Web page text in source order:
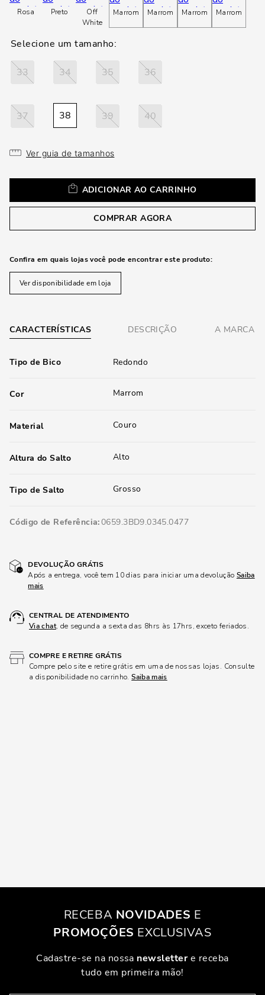
Rosa Preto
Off
White
Marrom Marrom Marrom Marrom
33 34 35 36
37 38 39 40
Ver guia de tamanhos
ADICIONAR AO CARRINHO
COMPRAR AGORA
Confira em quais lojas você pode encontrar este produto:
Ver disponibilidade em loja
CARACTERÍSTICAS DESCRIÇÃO A MARCA
Tipo de Bico Redondo
Cor Marrom
Material Couro
Altura do Salto Alto
Tipo de Salto Grosso
Código de Referência 0659.3BD9.0345.0477
DEVOLUÇÃO GRÁTIS
Após a entrega, você tem 10 dias para iniciar uma devolução Saiba
mais
CENTRAL DE ATENDIMENTO
Via chat, de segunda a sexta das 8hrs às 17hrs, exceto feriados.
COMPRE E RETIRE GRÁTIS
Compre pelo site e retire grátis em uma de nossas lojas. Consulte
a disponibilidade no carrinho.Saiba mais
RECEBA NOVIDADES E
PROMOÇÕES EXCLUSIVAS
Cadastre-se na nossa newslettere receba
tudo em primeira mão!